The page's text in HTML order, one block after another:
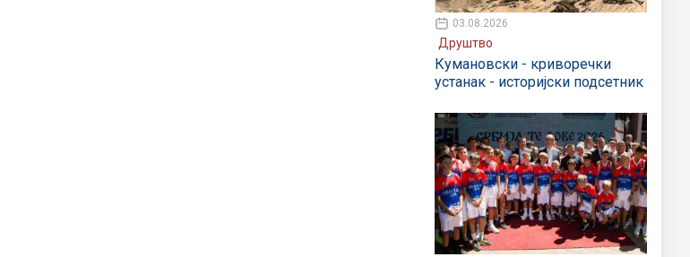
03.08.2026
Друштво
Кумановски - криворечки
устанак - историјски подсетник